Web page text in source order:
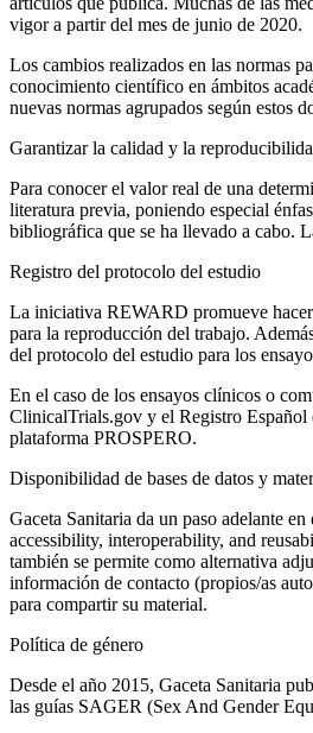
vigor a partir del mes de junio de 2020.
Los cambios realizados en las normas
conocimiento científico en ámbitos
nuevas normas agrupados según estos
Garantizar la calidad y la
Para conocer el valor real de una
literatura previa, poniendo especial
bibliográfica que se ha llevado a cabo.
Registro del protocolo del estudio
La iniciativa REWARD promueve hacer
para la reproducción del trabajo.
del protocolo del estudio para los
En el caso de los ensayos clínicos o
ClinicalTrials.gov y el Registro Español
plataforma PROSPERO.
Disponibilidad de bases de datos y
Gaceta Sanitaria da un paso adelante
accessibility, interoperability, and
también se permite como alternativa
información de contacto (propios/as
para compartir su material.
Política de género
Desde el año 2015, Gaceta Sanitaria
las guías SAGER (Sex And Gender